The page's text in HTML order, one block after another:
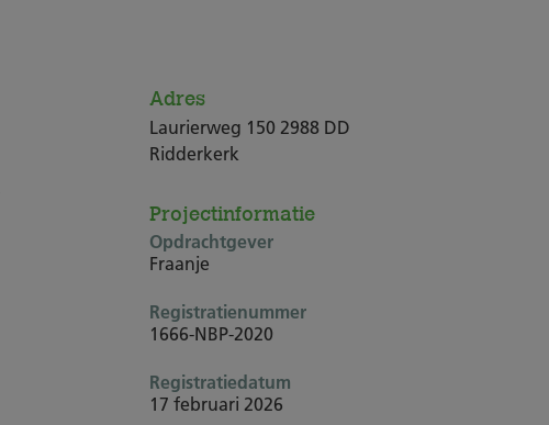
Adres
Laurierweg 150 2988 DD
Ridderkerk
Projectinformatie
Opdrachtgever
Fraanje
Registratienummer
1666-NBP-2020
Registratiedatum
17 februari 2026